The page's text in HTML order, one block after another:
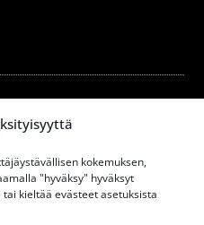
kokemuksen,
"hyväksy" hyväksyt
kieltää evästeet asetuksista